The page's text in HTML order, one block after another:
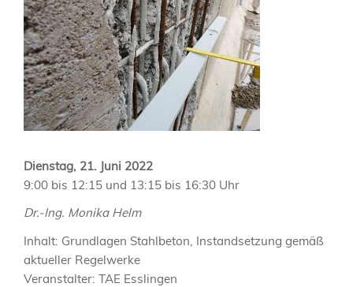
Dienstag, 21. Juni 2022
9:00 bis 12:15 und 13:15 bis 16:30 Uhr
Dr.-Ing. Monika Helm
Inhalt: Grundlagen Stahlbeton, Instandsetzung gemäß
aktueller Regelwerke
Veranstalter: TAE Esslingen